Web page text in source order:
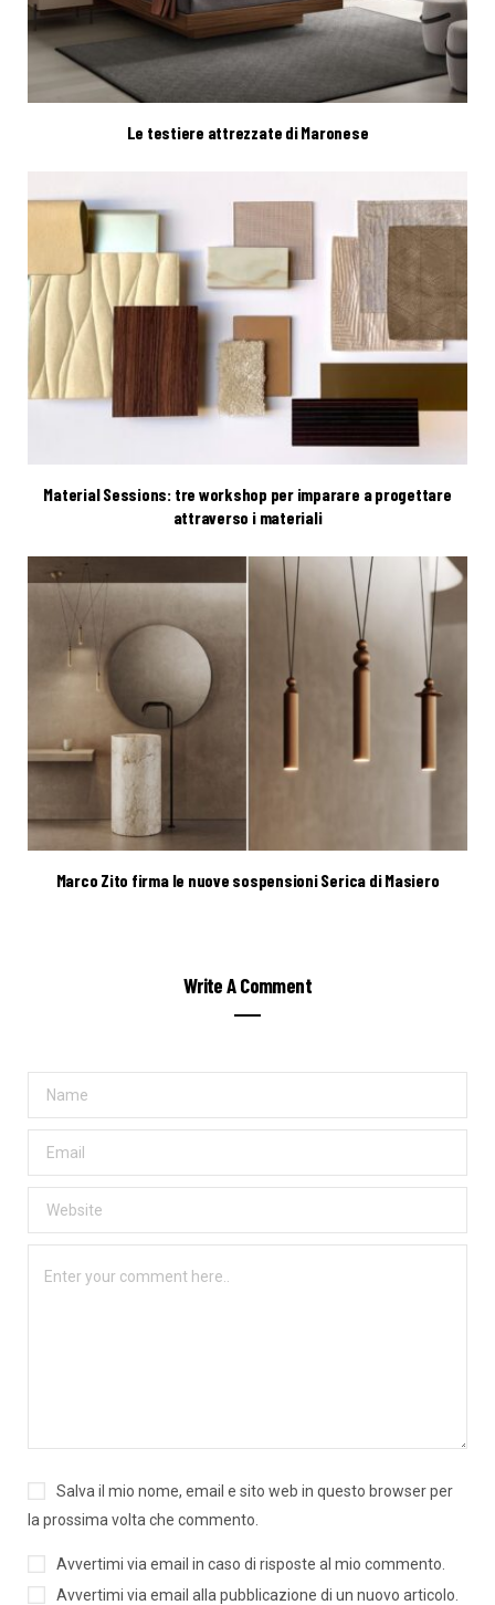
Le testiere attrezzate di Maronese
Material Sessions: tre workshop per imparare a progettare
attraverso i materiali
Marco Zito firma le nuove sospensioni Serica di Masiero
Write A Comment
Salva il mio nome, email e sito web in questo browser per
la prossima volta che commento.
Avvertimi via email in caso di risposte al mio commento.
Avvertimi via email alla pubblicazione di un nuovo articolo.